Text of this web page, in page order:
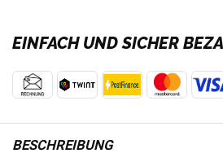
EINFACH UND SICHER
BESCHREIBUNG